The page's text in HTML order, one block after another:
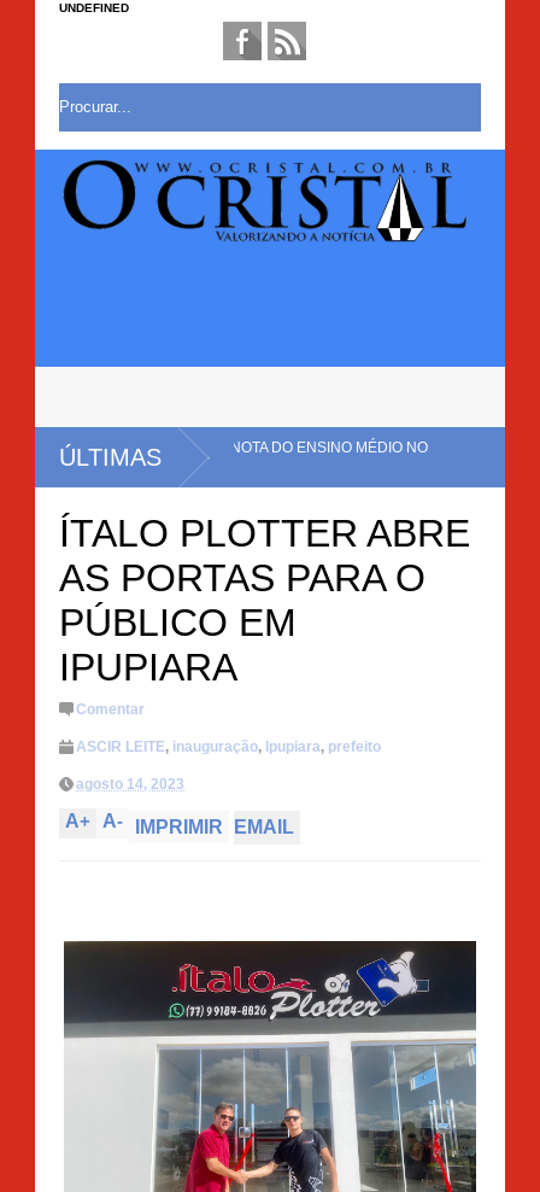
UNDEFINED
ÚLTIMAS
MÉDIO NO
ÍTALO PLOTTER ABRE
AS PORTAS PARA O
PÚBLICO EM
IPUPIARA
Comentar
ASCIR LEITE, inauguração, Ipupiara, prefeito
agosto 14, 2023
A+ A- IMPRIMIR EMAIL